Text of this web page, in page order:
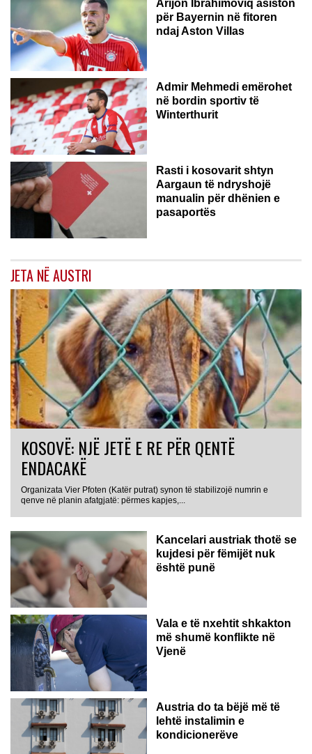
Arijon Ibrahimoviq asiston
për Bayernin në fitoren
ndaj Aston Villas
ZVICËR
Admir Mehmedi emërohet
në bordin sportiv të
Winterthurit
Rasti i kosovarit shtyn
Aargaun të ndryshojë
manualin për dhënien e
pasaportës
JETA NË AUSTRI
KOSOVË: NJË JETË E RE PËR QENTË
ENDACAKË
Organizata Vier Pfoten (Katër putrat) synon të stabilizojë numrin e
qenve në planin afatgjatë: përmes kapjes,...
Kancelari austriak thotë se
kujdesi për fëmijët nuk
është punë
Vala e të nxehtit shkakton
më shumë konflikte në
Vjenë
Austria do ta bëjë më të
lehtë instalimin e
kondicionerëve